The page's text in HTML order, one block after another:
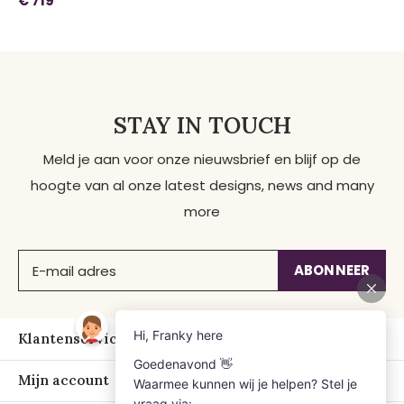
STAY IN TOUCH
Meld je aan voor onze nieuwsbrief en blijf op de
hoogte van al onze latest designs, news and many
more
ABONNEER
Klantenservice
Mijn account